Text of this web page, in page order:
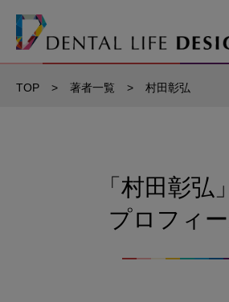
TOP > 著者一覧 > 村田彰弘
「村田彰弘
プロフィ